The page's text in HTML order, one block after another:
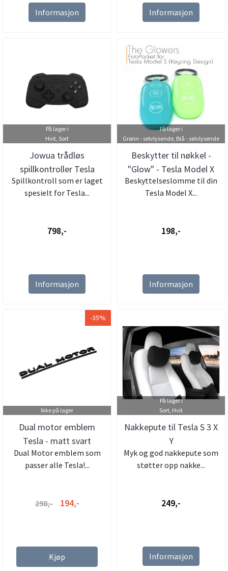
Informasjon Informasjon
På lager i
Hvit, Sort
Jowua trådløs
spillkontroller Tesla
model S 3 X Y
Spillkontroll som er laget
spesielt for Tesla...
798,-
Informasjon
På lager i
Grønn - selvlysende, Blå - selvlysende
Beskytter til nøkkel -
"Glow" - Tesla Model X
Beskyttelseslomme til din
Tesla Model X...
198,-
Informasjon
-35%
Ikke på lager
Dual motor emblem
Tesla - matt svart
Dual Motor emblem som
passer alle Tesla!...
298,- 194,-
Kjøp
På lager i
Sort, Hvit
Nakkepute til Tesla S 3 X
Y
Myk og god nakkepute som
støtter opp nakke...
249,-
Informasjon